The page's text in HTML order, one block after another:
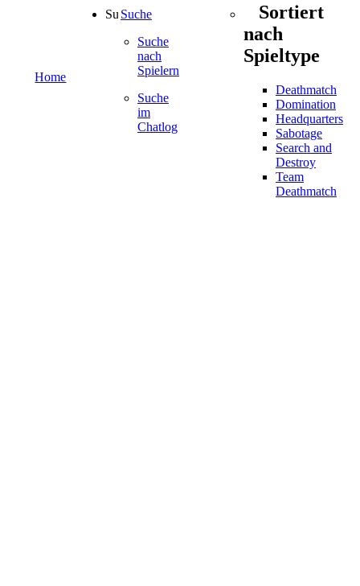
Home
Suche
Suche
nach
Spielern
Suche
im
Chatlog
Sortiert
nach
Spieltype
Deathmatch
Domination
Headquarters
Sabotage
Search and
Destroy
Team
Deathmatch